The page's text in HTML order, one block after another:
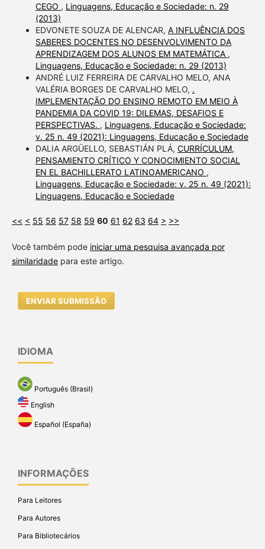
CEGO , Linguagens, Educação e Sociedade: n. 29
(2013)
EDVONETE SOUZA DE ALENCAR, A INFLUÊNCIA DOS
SABERES DOCENTES NO DESENVOLVIMENTO DA
APRENDIZAGEM DOS ALUNOS EM MATEMÁTICA ,
Linguagens, Educação e Sociedade: n. 29 (2013)
ANDRÉ LUIZ FERREIRA DE CARVALHO MELO, ANA
VALÉRIA BORGES DE CARVALHO MELO, .
IMPLEMENTAÇÃO DO ENSINO REMOTO EM MEIO À
PANDEMIA DA COVID 19: DILEMAS, DESAFIOS E
PERSPECTIVAS. , Linguagens, Educação e Sociedade:
v. 25 n. 49 (2021): Linguagens, Educação e Sociedade
DALIA ARGÜELLO, SEBASTIÁN PLÁ, CURRÍCULUM,
PENSAMIENTO CRÍTICO Y CONOCIMIENTO SOCIAL
EN EL BACHILLERATO LATINOAMERICANO ,
Linguagens, Educação e Sociedade: v. 25 n. 49 (2021):
Linguagens, Educação e Sociedade
<< < 55 56 57 58 59 60 61 62 63 64 > >>
Você também pode iniciar uma pesquisa avançada por
similaridadepara este artigo.
ENVIAR SUBMISSÃO
IDIOMA
Português (Brasil)
English
Español (España)
INFORMAÇÕES
Para Leitores
Para Autores
Para Bibliotecários